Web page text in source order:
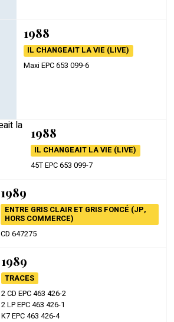
1988
IL CHANGEAIT LA VIE (LIVE)
Maxi EPC 653 099-6
1988
IL CHANGEAIT LA VIE (LIVE)
45T EPC 653 099-7
1989
ENTRE GRIS CLAIR ET GRIS FONCÉ (JP,
HORS COMMERCE)
CD 647275
1989
TRACES
2 CD EPC 463 426-2
2 LP EPC 463 426-1
K7 EPC 463 426-4